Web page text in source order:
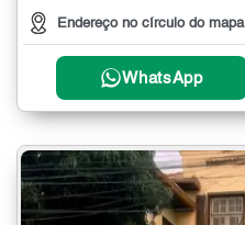
Endereço no círculo do mapa
WhatsApp